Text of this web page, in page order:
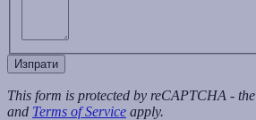
Изпрати
This form is protected by reCAPTCHA - the
and Terms of Service apply.